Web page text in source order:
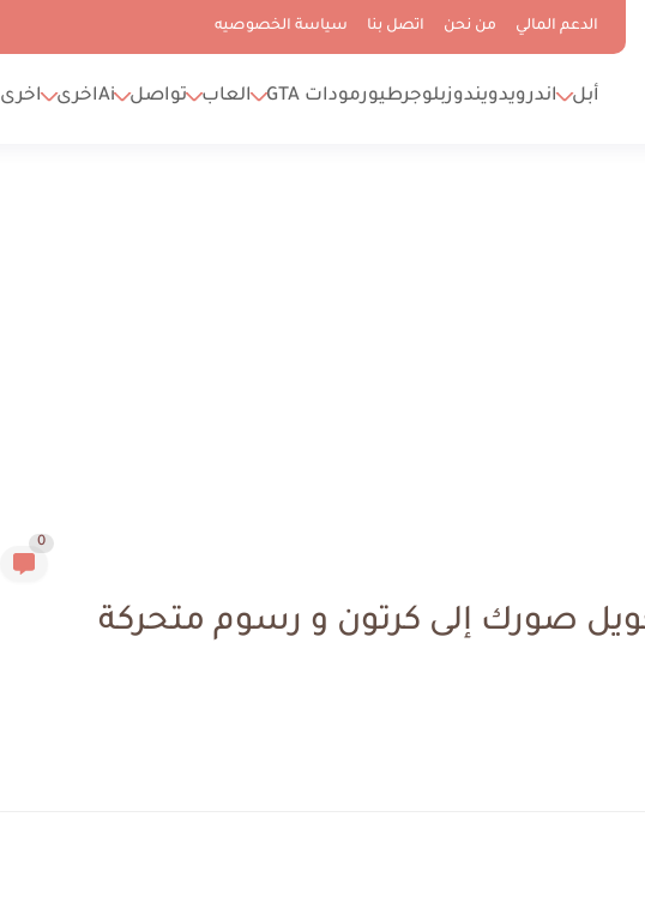
الدعم المالي من نحن اتصل بنا سياسة الخصوصيه
أبل اندرويدويندوزبلوجرطيورمودات GTA العاب تواصل Aiاخرى اخرى 2
0
لتحويل صورك إلى كرتون و رسوم متحركة